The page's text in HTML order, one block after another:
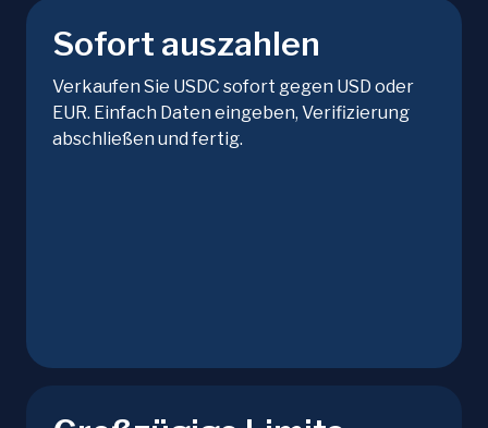
Sofort auszahlen
Verkaufen Sie USDC sofort gegen USD oder
EUR. Einfach Daten eingeben, Verifizierung
abschließen und fertig.